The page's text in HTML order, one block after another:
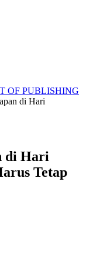
OF PUBLISHING
di Hari
di Hari
Tetap